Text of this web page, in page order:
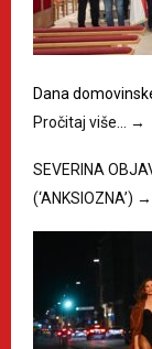
Dana
Pročitaj više…
→
SEVERINA
(‘ANKSIOZNA’) →